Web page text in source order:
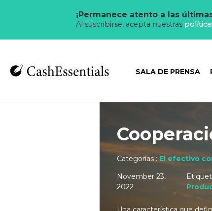
¡Permanece atento a las
Al suscribirse, acepta nuestras
SALA DE PRENSA
Categorías : El efectivo
November 23,
2022